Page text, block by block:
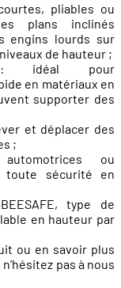
pliables ou
plans inclinés
engins lourds sur
de hauteur ;
: idéal pour
en matériaux en
supporter des
et déplacer des
;
ou
toute sécurité en
type de
en hauteur par
ou en savoir plus
pas à nous